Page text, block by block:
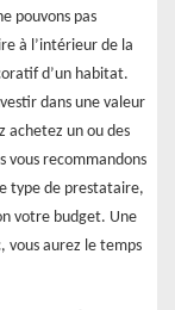
pouvons pas
à l’intérieur de la
d’un habitat.
dans une valeur
achetez un ou des
vous recommandons
type de prestataire,
votre budget. Une
vous aurez le temps